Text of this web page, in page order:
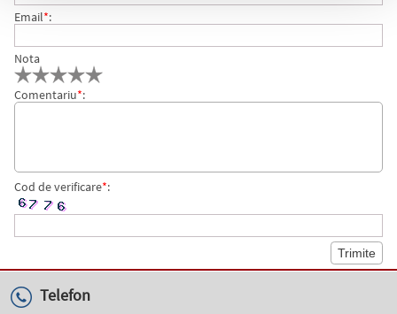
Email*:
Nota
Comentariu*:
Cod de verificare*:
Telefon